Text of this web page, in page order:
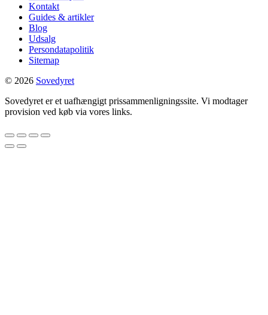
Kontakt
Guides & artikler
Blog
Udsalg
Persondatapolitik
Sitemap
© 2026 Sovedyret
Sovedyret er et uafhængigt prissammenligningssite. Vi modtager
provision ved køb via vores links.